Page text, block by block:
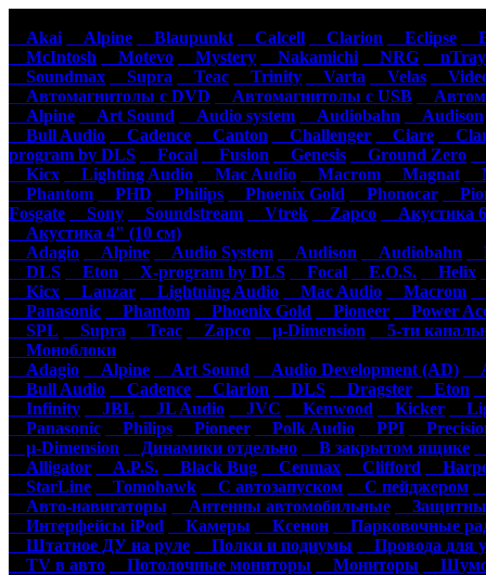
Akai
Alpine Blaupunkt Calcell Clarion Eclipse
McIntosh
Motevo Mystery Nakamichi NRG
nTray
Soundmax
Supra Teac Trinity Varta Velas
Автомагнитолы с DVD
Автомагнитолы с USB
Alpine
Art Sound Audio system Audiobahn
Audison
Bull Audio
Cadence Canton Challenger Ciare
program by DLS
Focal Fusion Genesis Ground Zero
Kicx
Lighting Audio Mac Audio Macrom Magnat
Phantom
PHD Philips Phoenix Gold Phonocar
Fosgate
Sony Soundstream Vtrek Zapco
Акустика
Акустика 4" (10 см)
Adagio
Alpine Audio System Audison Audiobahn
DLS
Eton X-program by DLS Focal E.O.S. Helix
Kicx
Lanzar Lightning Audio Mac Audio Macrom
Panasonic
Phantom Phoenix Gold Pioneer
Power
SPL
Supra Teac Zapco µ-Dimension
5-ти
Моноблоки
Adagio
Alpine Art Sound Audio Development (AD)
Bull Audio
Cadence Clarion DLS Dragster Eton
Infinity
JBL JL Audio JVC Kenwood Kicker
Panasonic
Philips Pioneer Polk Audio PPI
µ-Dimension
Динамики отдельно В закрытом ящике
Alligator
A.P.S. Black Bug Cenmax Clifford
StarLine
Tomohawk С автозапуском С пейджером
Авто-навигаторы
Антенны автомобильные
Интерфейсы iPod
Камеры Ксенон
Парковочные
Штатное ДУ на руле
Полки и подиумы
Провода для
TV в авто
Потолочные мониторы Мониторы